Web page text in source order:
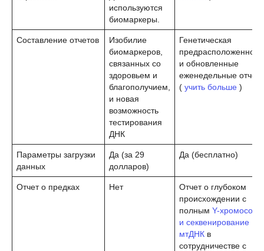
используются
биомаркеры.
Составление отчетов
Изобилие
биомаркеров,
связанных со
здоровьем и
благополучием,
и новая
возможность
тестирования
ДНК
Генетическая
и обновленные
еженедельные
( учить больше )
Параметры загрузки
данных
Да (за 29
долларов)
Да (бесплатно)
Отчет о предках Нет
Отчет о глубоком
происхождении с
полным Y-хромосома
и секвенирование
мтДНК в
сотрудничестве с